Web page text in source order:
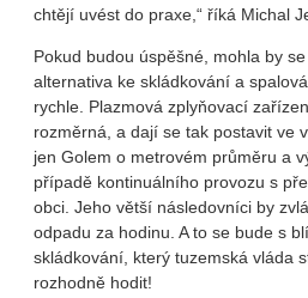
chtějí uvést do praxe,“ říká Michal
Pokud budou úspěšné, mohla by
alternativa ke skládkování a
rychle. Plazmová zplyňovací
rozměrná, a dají se tak postavit ve
jen Golem o metrovém průměru a
případě kontinuálního provozu s
obci. Jeho větší následovníci by
odpadu za hodinu. A to se bude s
skládkování, který tuzemská vláda
rozhodně hodit!